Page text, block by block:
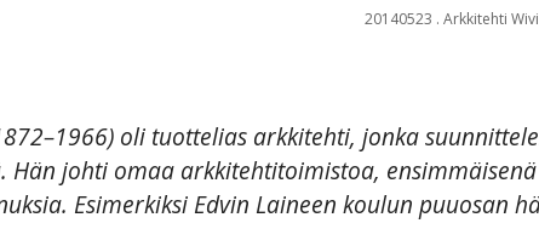
20140523 . Arkkitehti
oli tuottelias arkkitehti, jonka
Hän johti omaa arkkitehtitoimistoa,
Esimerkiksi Edvin Laineen koulun puuosan